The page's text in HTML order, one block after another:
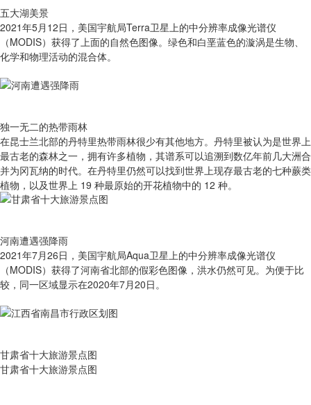
五大湖美景
2021年5月12日，美国宇航局Terra卫星上的中分辨率成像光谱仪
（MODIS）获得了上面的自然色图像。绿色和白垩蓝色的漩涡是生物、
化学和物理活动的混合体。
独一无二的热带雨林
在昆士兰北部的丹特里热带雨林很少有其他地方。丹特里被认为是世界上
最古老的森林之一，拥有许多植物，其谱系可以追溯到数亿年前几大洲合
并为冈瓦纳的时代。在丹特里仍然可以找到世界上现存最古老的七种蕨类
植物，以及世界上 19 种最原始的开花植物中的 12 种。
河南遭遇强降雨
2021年7月26日，美国宇航局Aqua卫星上的中分辨率成像光谱仪
（MODIS）获得了河南省北部的假彩色图像，洪水仍然可见。为便于比
较，同一区域显示在2020年7月20日。
甘肃省十大旅游景点图
甘肃省十大旅游景点图